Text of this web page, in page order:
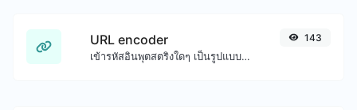
URL encoder
เข้ารหัสอินพุตสตริงใดๆ เป็นรูปแบบ URL
143